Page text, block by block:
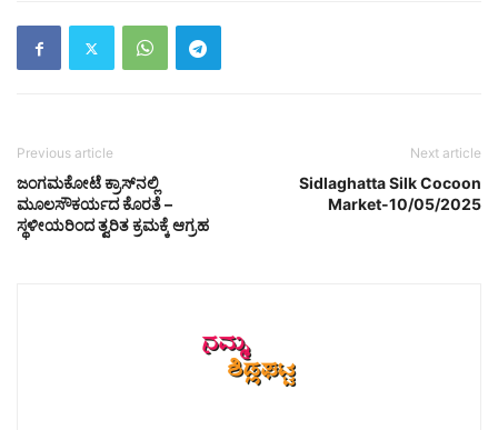
Previous article
ಜಂಗಮಕೋಟೆ ಕ್ರಾಸ್‌ನಲ್ಲಿ
ಮೂಲಸೌಕರ್ಯದ ಕೊರತೆ –
ಸ್ಥಳೀಯರಿಂದ ತ್ವರಿತ ಕ್ರಮಕ್ಕೆ ಆಗ್ರಹ
Next article
Sidlaghatta Silk Cocoon
Market-10/05/2025